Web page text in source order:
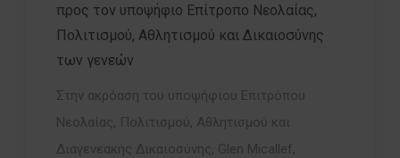
προς τον υποψήφιο Επίτροπο Νεολαίας,
Πολιτισμού, Αθλητισμού και Δικαιοσύνης
των γενεών
Στην ακρόαση του υποψήφιου Επιτρόπου
Νεολαίας, Πολιτισμού, Αθλητισμού και
Διαγενεακής Δικαιοσύνης, Glen Micallef,